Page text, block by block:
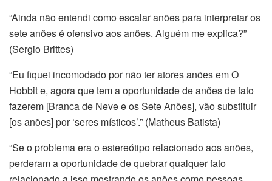
“Ainda não entendi como escalar anões para interpretar os
sete anões é ofensivo aos anões. Alguém me explica?”
(Sergio Brittes)
“Eu fiquei incomodado por não ter atores anões em O
Hobbit e, agora que tem a oportunidade de anões de fato
fazerem [Branca de Neve e os Sete Anões], vão substituir
[os anões] por ‘seres místicos’.” (Matheus Batista)
“Se o problema era o estereótipo relacionado aos anões,
perderam a oportunidade de quebrar qualquer fato